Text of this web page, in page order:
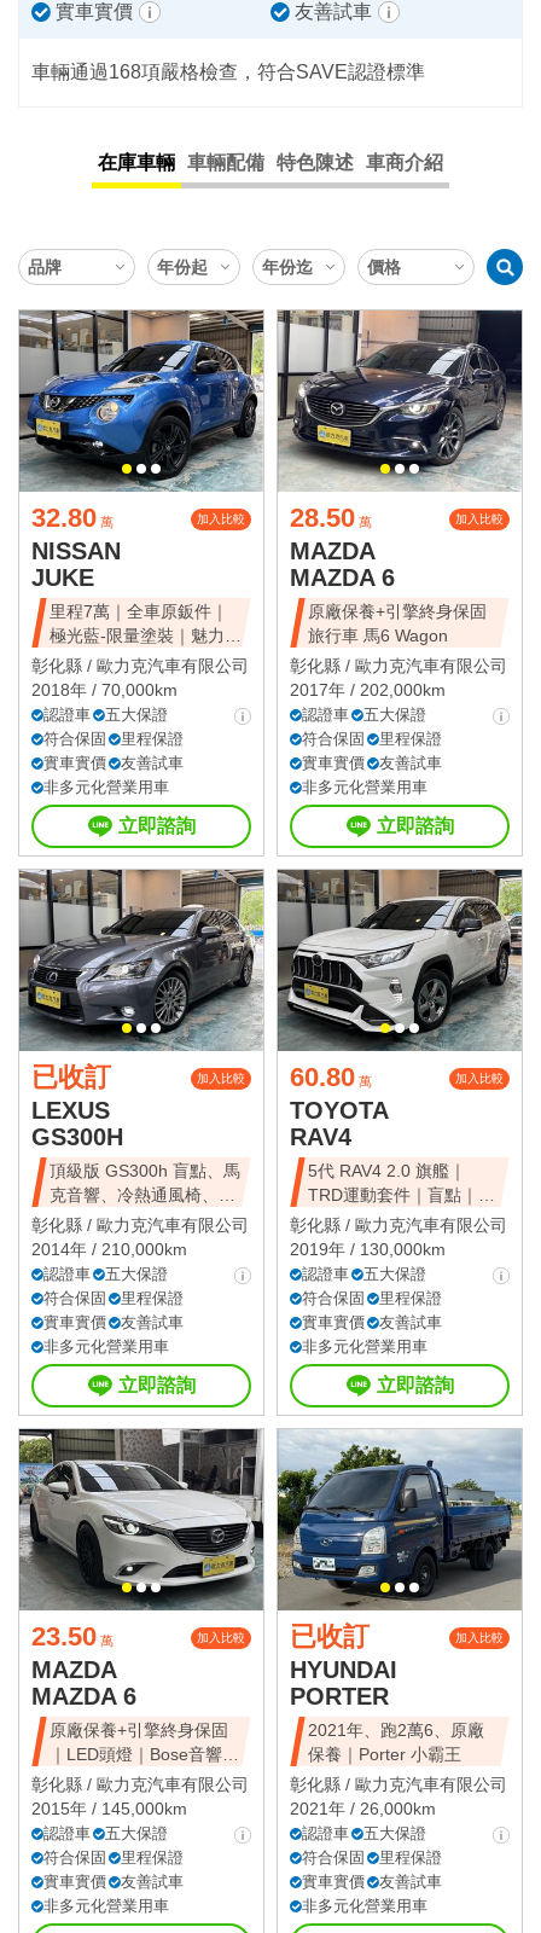
實車實價
友善試車
車輛通過168項嚴格檢查，符合SAVE認證標準
在庫車輛 車輛配備 特色陳述 車商介紹
32.80 萬 加入比較
NISSAN
JUKE
里程7萬｜全車原鈑件｜
極光藍-限量塗裝｜魅力豪
華版
彰化縣 / 歐力克汽車有限公司
2018年 / 70,000km
認證車
五大保證
符合保固
里程保證
實車實價
友善試車
非多元化營業用車
立即諮詢
28.50 萬 加入比較
MAZDA
MAZDA 6
原廠保養+引擎終身保固
旅行車 馬6 Wagon
彰化縣 / 歐力克汽車有限公司
2017年 / 202,000km
認證車
五大保證
符合保固
里程保證
實車實價
友善試車
非多元化營業用車
立即諮詢
已收訂 加入比較
LEXUS
GS300H
頂級版 GS300h 盲點、馬
克音響、冷熱通風椅、
HUD抬顯
彰化縣 / 歐力克汽車有限公司
2014年 / 210,000km
認證車
五大保證
符合保固
里程保證
實車實價
友善試車
非多元化營業用車
立即諮詢
60.80 萬 加入比較
TOYOTA
RAV4
5代 RAV4 2.0 旗艦｜
TRD運動套件｜盲點｜環
景
彰化縣 / 歐力克汽車有限公司
2019年 / 130,000km
認證車
五大保證
符合保固
里程保證
實車實價
友善試車
非多元化營業用車
立即諮詢
23.50 萬 加入比較
MAZDA
MAZDA 6
原廠保養+引擎終身保固
｜LED頭燈｜Bose音響｜
抬顯｜盲點
彰化縣 / 歐力克汽車有限公司
2015年 / 145,000km
認證車
五大保證
符合保固
里程保證
實車實價
友善試車
非多元化營業用車
已收訂 加入比較
HYUNDAI
PORTER
2021年、跑2萬6、原廠
保養｜Porter 小霸王
彰化縣 / 歐力克汽車有限公司
2021年 / 26,000km
認證車
五大保證
符合保固
里程保證
實車實價
友善試車
非多元化營業用車